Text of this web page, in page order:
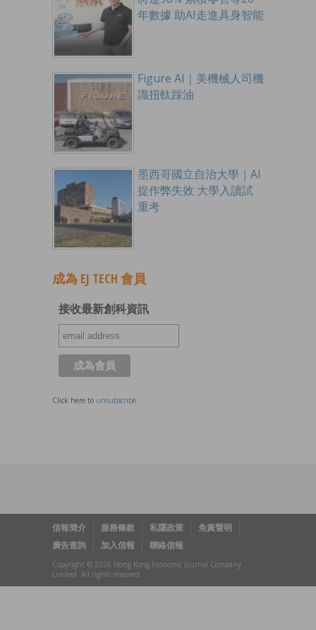
年數據 助AI走進具身智能
Figure AI｜美機械人司機
識扭軚踩油
墨西哥國立自治大學｜AI
捉作弊失效 大學入讀試
重考
成為 EJ TECH 會員
接收最新創科資訊
Click here to unsubscribe
信報簡介 服務條款 私隱政策
免責聲明
廣告查詢
加入信報 聯絡信報
Copyright © 2026 Hong Kong Economic Journal Company
Limited. All rights reserved.